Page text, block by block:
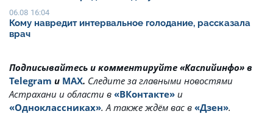
06.08 16:04
Кому навредит интервальное голодание, рассказала
врач
Подписывайтесь и комментируйте «Каспийинфо» в
Telegram и MAX. Cледите за главными новостями
Астрахани и области в «ВКонтакте» и
«Одноклассниках». А также ждём вас в «Дзен».